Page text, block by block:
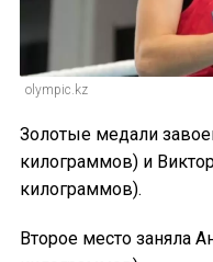
olympic.kz
Золотые медали
килограммов) и
килограммов).
Второе место заняла